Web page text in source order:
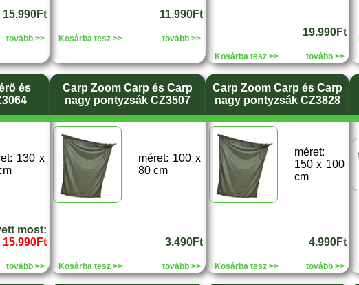
15.990Ft
tovább >>
11.990Ft
Kosárba tesz >> tovább >>
19.990Ft
Kosárba tesz >> tovább >>
és
130 x
most:
15.990Ft
tovább >>
Carp Zoom Carp és Carp
nagy pontyzsák CZ3507
méret: 100 x
80 cm
3.490Ft
Kosárba tesz >> tovább >>
Carp Zoom Carp és Carp
nagy pontyzsák CZ3828
méret:
150 x 100
cm
4.990Ft
Kosárba tesz >> tovább >>